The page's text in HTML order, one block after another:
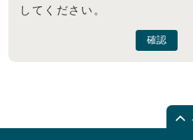
してください。
確認